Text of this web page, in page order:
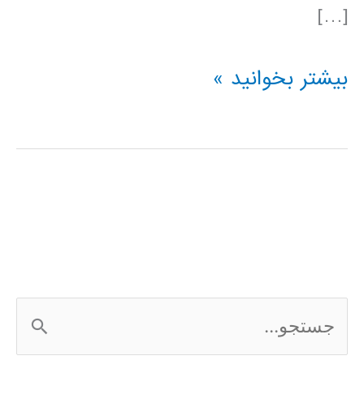
[…]
فیلم
فارسی
بیشتر بخوانید »
س